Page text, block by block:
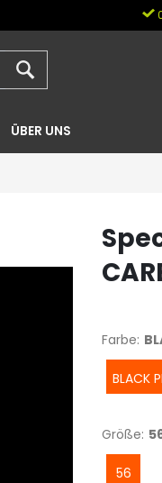
ÜBER UNS
Farbe:
BLACK
Größe:
56